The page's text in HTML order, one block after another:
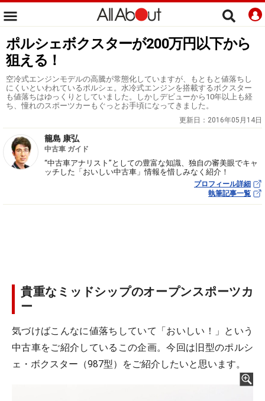
ポルシェボクスターが200万円以下から
狙える！
空冷式エンジンモデルの高騰が常態化していますが、もともと値落ちし
にくいといわれているポルシェ。水冷式エンジンを搭載するボクスター
も値落ちはゆっくりとしていました。しかしデビューから10年以上も経
ち、憧れのスポーツカーもぐっとお手頃になってきました。
更新日： 2016年05月14日
籠島 康弘
中古車 ガイド
“中古車アナリスト”としての豊富な知識、独自の審美眼でキャ
ッチした「おいしい中古車」情報を惜しみなく紹介！
プロフィール詳細
執筆記事一覧
貴重なミッドシップのオープンスポーツカ
ー
気づけばこんなに値落ちしていて「おいしい！」という
中古車をご紹介しているこの企画。今回は旧型のポルシ
ェ・ボクスター（987型）をご紹介したいと思います。